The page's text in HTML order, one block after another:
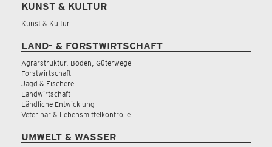
KUNST & KULTUR
Kunst & Kultur
LAND- & FORSTWIRTSCHAFT
Agrarstruktur, Boden, Güterwege
Forstwirtschaft
Jagd & Fischerei
Landwirtschaft
Ländliche Entwicklung
Veterinär & Lebensmittelkontrolle
UMWELT & WASSER